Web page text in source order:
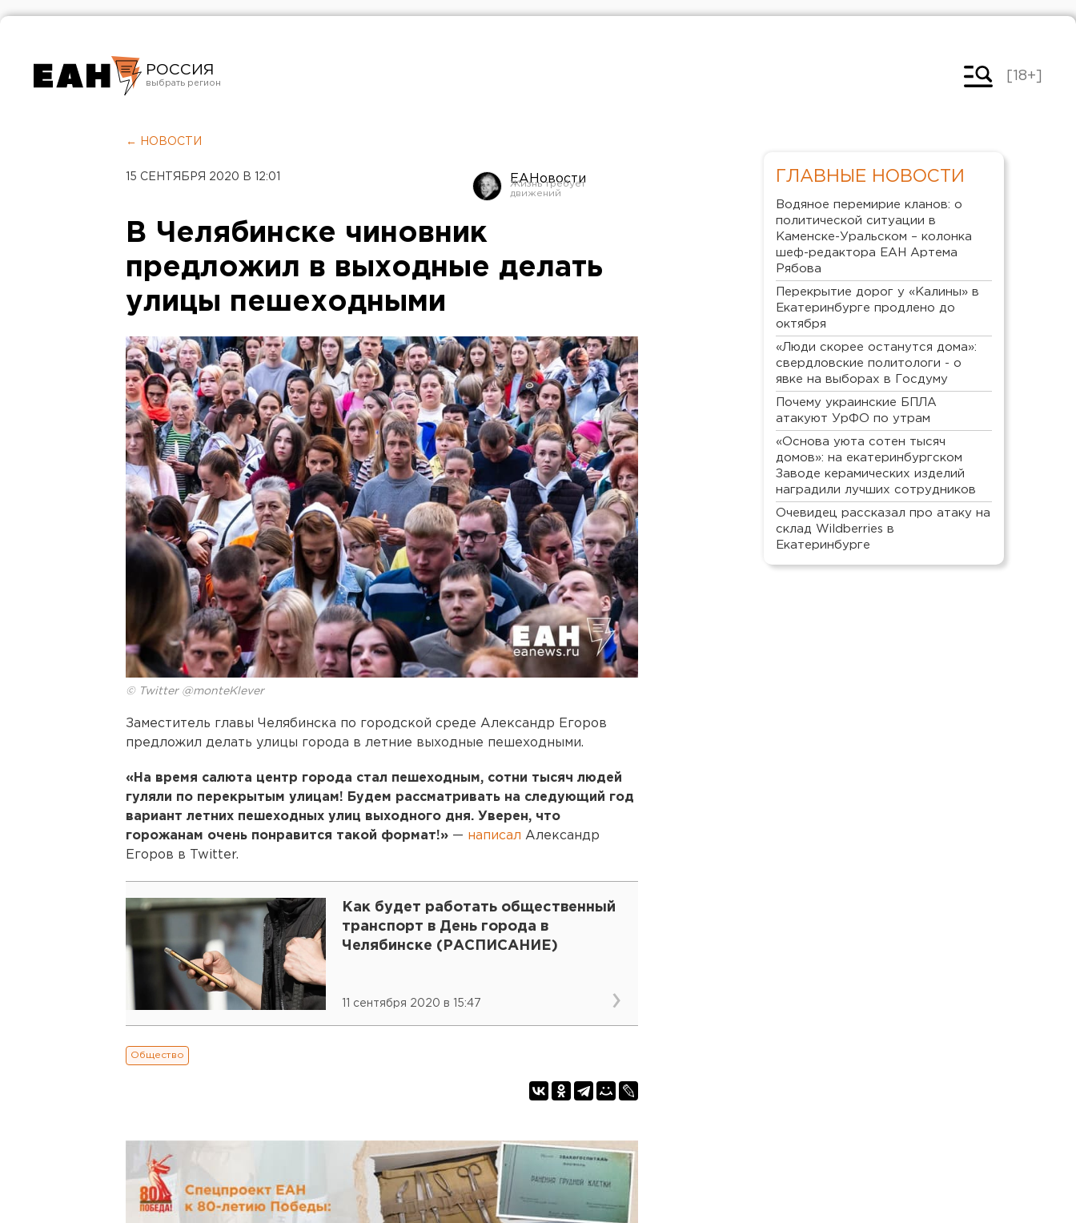
РОССИЯ
Челябинск
[18+]
← НОВОСТИ
15 СЕНТЯБРЯ 2020 В 12:01 ЕАНовости
В Челябинске чиновник
предложил в выходные делать
улицы пешеходными
© Twitter @monteKlever
Заместитель главы Челябинска по городской среде Александр Егоров
предложил делать улицы города в летние выходные пешеходными.
«На время салюта центр города стал пешеходным, сотни тысяч людей
гуляли по перекрытым улицам! Будем рассматривать на следующий год
вариант летних пешеходных улиц выходного дня. Уверен, что
горожанам очень понравится такой формат!» — написал Александр
Егоров в Twitter.
Как будет работать общественный
транспорт в День города в
Челябинске (РАСПИСАНИЕ)
11 сентября 2020 в 15:47
Общество
ГЛАВНЫЕ НОВОСТИ
Водяное перемирие кланов: о
политической ситуации в
Каменске-Уральском – колонка
шеф-редактора ЕАН Артема
Рябова
Перекрытие дорог у «Калины» в
Екатеринбурге продлено до
октября
«Люди скорее останутся дома»:
свердловские политологи - о
явке на выборах в Госдуму
Почему украинские БПЛА
атакуют УрФО по утрам
«Основа уюта сотен тысяч
домов»: на екатеринбургском
Заводе керамических изделий
наградили лучших сотрудников
Очевидец рассказал про атаку на
склад Wildberries в
Екатеринбурге